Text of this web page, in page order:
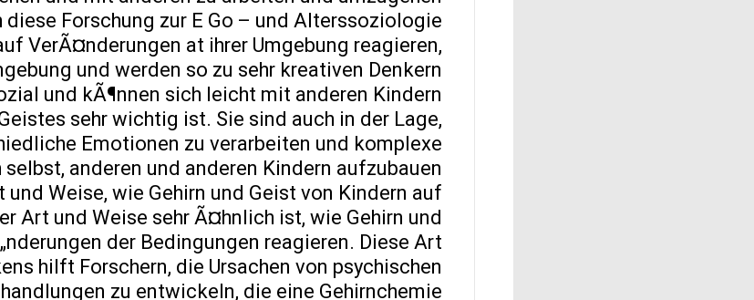
Forschung zur E Go – und Alterssoziologie
VerÃ¤nderungen at ihrer Umgebung reagieren,
und werden so zu sehr kreativen Denkern.
und kÃ¶nnen sich leicht mit anderen Kindern
sehr wichtig ist. Sie sind auch in der Lage,
Emotionen zu verarbeiten und komplexe
anderen und anderen Kindern aufzubauen.
Weise, wie Gehirn und Geist von Kindern auf
Art und Weise sehr Ã¤hnlich ist, wie Gehirn und
der Bedingungen reagieren. Diese Art
hilft Forschern, die Ursachen von psychischen
zu entwickeln, die eine Gehirnchemie